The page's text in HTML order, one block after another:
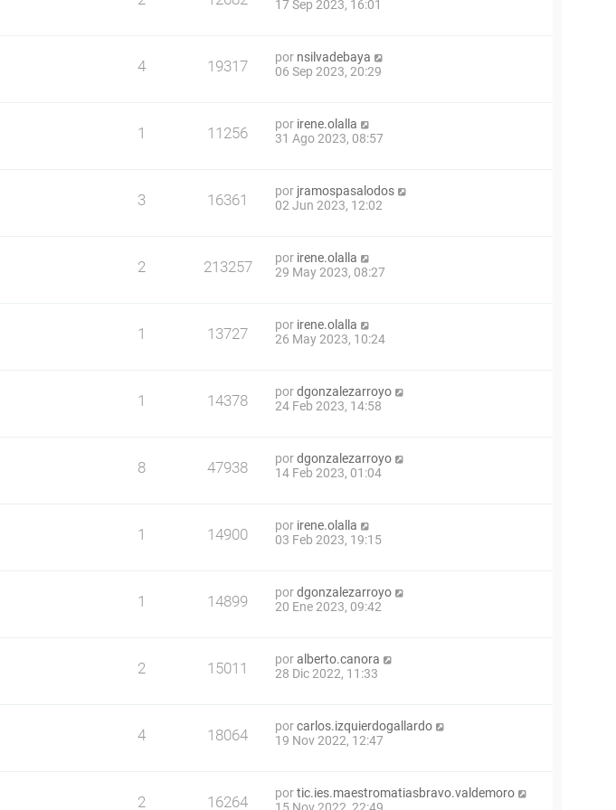
17 Sep 2023, 16:01
4 19317 por nsilvadebaya
06 Sep 2023, 20:29
1 11256 por irene.olalla
31 Ago 2023, 08:57
3 16361 por jramospasalodos
02 Jun 2023, 12:02
2 213257 por irene.olalla
29 May 2023, 08:27
1 13727 por irene.olalla
26 May 2023, 10:24
1 14378 pordgonzalezarroyo
24 Feb 2023, 14:58
8 47938 pordgonzalezarroyo
14 Feb 2023, 01:04
1 14900 por irene.olalla
03 Feb 2023, 19:15
1 14899 pordgonzalezarroyo
20 Ene 2023, 09:42
2 15011 poralberto.canora
28 Dic 2022, 11:33
4 18064 porcarlos.izquierdogallardo
19 Nov 2022, 12:47
2 16264 portic.ies.maestromatiasbravo.valdemoro